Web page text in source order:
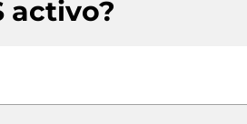
activo?